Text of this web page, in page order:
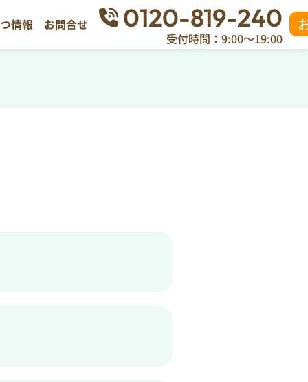
情報 お問合せ 0120-819-240
受付時間：9:00～19:00